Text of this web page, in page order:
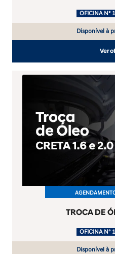
Disponível à
Ver
TROCA DE
Disponível à